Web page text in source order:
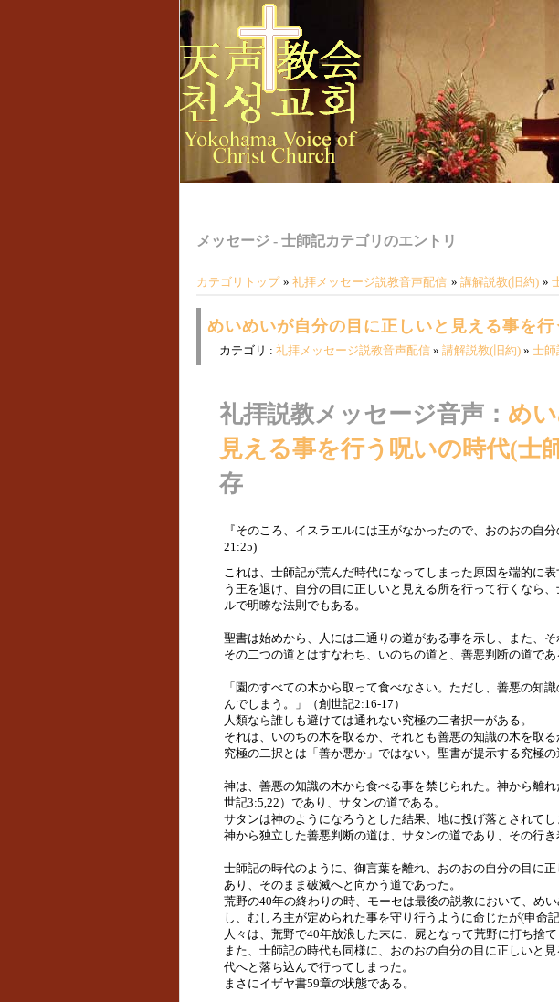
メッセージ - 士師記カテゴリのエントリ
カテゴリトップ »礼拝メッセージ説教音声配信 » 講解説教(旧約) »
めいめいが自分の目に正しいと見える事を
カテゴリ : 礼拝メッセージ説教音声配信 » 講解説教(旧約) » 士師
礼拝説教メッセージ音声： め
見える事を行う呪いの時代(士
存
『そのころ、イスラエルには王がなかったので、おのおの自
21:25)
これは、士師記が荒んだ時代になってしまった原因を端的に
う王を退け、自分の目に正しいと見える所を行って行くなら
ルで明瞭な法則でもある。
聖書は始めから、人には二通りの道がある事を示し、また、
その二つの道とはすなわち、いのちの道と、善悪判断の道であ
「園のすべての木から取って食べなさい。ただし、善悪の知
んでしまう。」（創世記2:16-17）
人類なら誰しも避けては通れない究極の二者択一がある。
それは、いのちの木を取るか、それとも善悪の知識の木を取る
究極の二択とは「善か悪か」ではない。聖書が提示する究極
神は、善悪の知識の木から食べる事を禁じられた。神から離
世記3:5,22）であり、サタンの道である。
サタンは神のようになろうとした結果、地に投げ落とされて
神から独立した善悪判断の道は、サタンの道であり、その行き
士師記の時代のように、御言葉を離れ、おのおの自分の目に
あり、そのまま破滅へと向かう道であった。
荒野の40年の終わりの時、モーセは最後の説教において、め
し、むしろ主が定められた事を守り行うように命じたが(申命
人々は、荒野で40年放浪した末に、屍となって荒野に打ち捨て
また、士師記の時代も同様に、おのおの自分の目に正しいと
代へと落ち込んで行ってしまった。
まさにイザヤ書59章の状態である。